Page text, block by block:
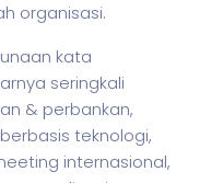
organisasi.
kata
seringkali
& perbankan,
teknologi,
internasional,